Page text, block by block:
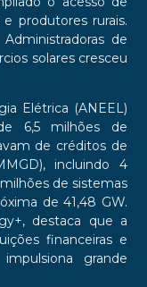
produtores rurais.
de
solares cresceu
Elétrica (ANEEL)
6,5 milhões de
de créditos de
incluindo 4
de sistemas
de 41,48 GW.
destaca que a
financeiras e
grande